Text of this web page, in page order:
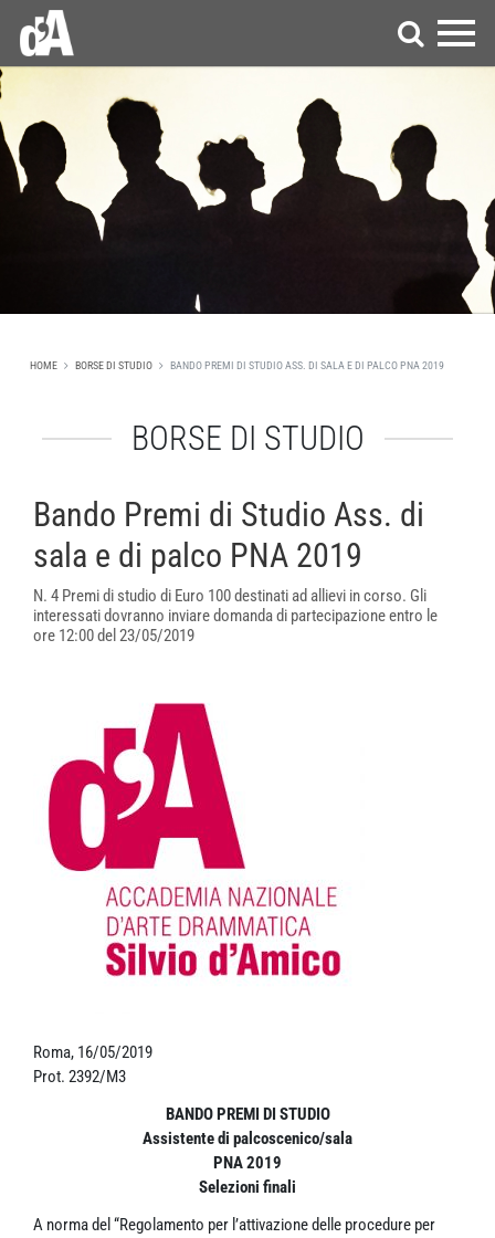
HOME BORSE DI STUDIO BANDO PREMI DI STUDIO ASS. DI SALA E DI PALCO PNA 2019
BORSE DI STUDIO
Bando Premi di Studio Ass. di
sala e di palco PNA 2019
N. 4 Premi di studio di Euro 100 destinati ad allievi in corso. Gli
interessati dovranno inviare domanda di partecipazione entro le
ore 12:00 del 23/05/2019
Roma, 16/05/2019
Prot. 2392/M3
BANDO PREMI DI STUDIO
Assistente di palcoscenico/sala
PNA 2019
Selezioni finali
A norma del “Regolamento per l’attivazione delle procedure per